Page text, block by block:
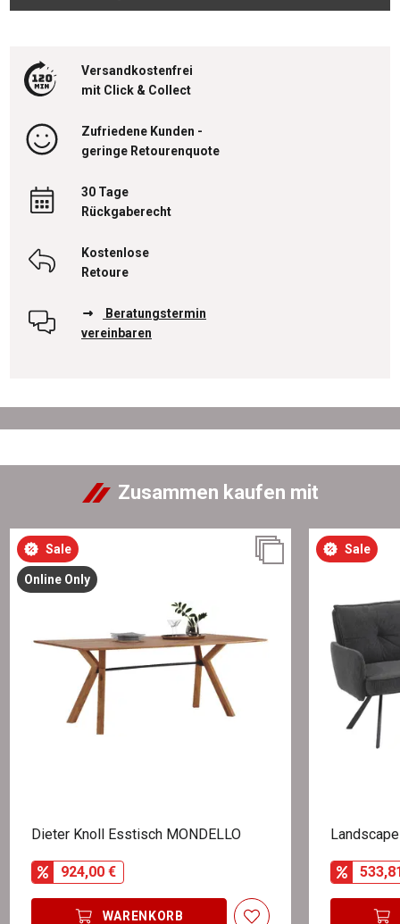
Versandkostenfrei
mit Click & Collect
Zufriedene Kunden -
geringe Retourenquote
30 Tage
Rückgaberecht
Kostenlose
Retoure
Beratungstermin
vereinbaren
Zusammen kaufen mit
Sale
Online Only
Dieter Knoll Esstisch MONDELLO
924,00 €
WARENKORB
Sale